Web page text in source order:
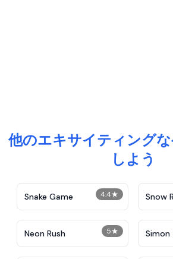
他のエキサイティング
しよう
4.4★
Snake Game Snow
5★
Neon Rush Simon